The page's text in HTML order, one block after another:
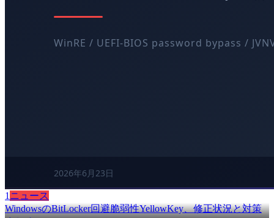
1 ニュース
WindowsのBitLocker回避脆弱性YellowKey、修正状況と対策